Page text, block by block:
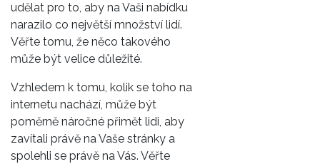
udělat pro to, aby na Vaši nabídku
narazilo co největší množství lidí.
Věřte tomu, že něco takového
může být velice důležité.
Vzhledem k tomu, kolik se toho na
internetu nachází, může být
poměrně náročné přimět lidi, aby
zavítali právě na Vaše stránky a
spolehli se právě na Vás. Věřte